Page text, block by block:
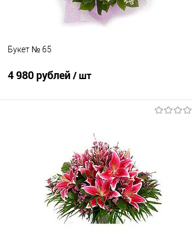
Букет № 65
4 980 рублей/ шт
Купить в 1 клик
Сравнение
В избранное
Под заказ